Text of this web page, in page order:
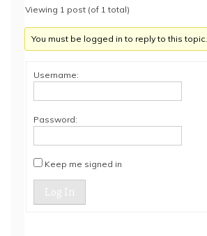
Viewing 1 post (of 1 total)
You must be logged in to reply to this topic.
Username:
Password:
Keep me signed in
Log In